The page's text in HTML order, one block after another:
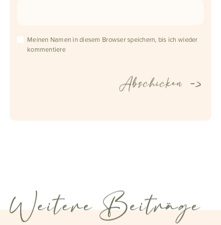
Meinen Namen in diesem Browser speichern, bis ich wieder
kommentiere
Weitere Beiträge